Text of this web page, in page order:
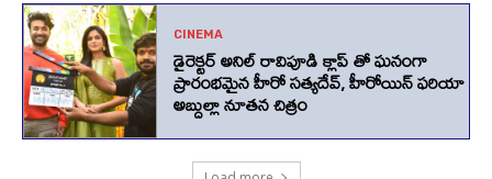
CINEMA
డైరెక్టర్ అనిల్ రావిపూడి క్లాప్ తో ఘనంగా
ప్రారంభమైన హీరో సత్యదేవ్, హీరోయిన్ ఫరియా
అబ్దుల్లా నూతన చిత్రం